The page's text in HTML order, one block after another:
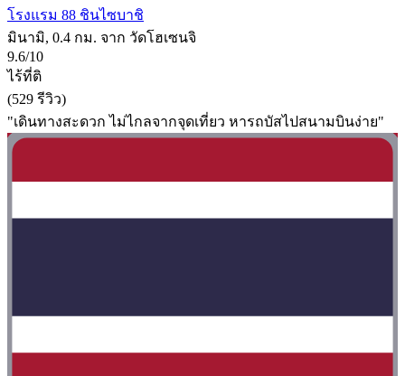
โรงแรม 88 ชินไซบาชิ
มินามิ, 0.4 กม. จาก วัดโฮเซนจิ
9.6/10
ไร้ที่ติ
(529 รีวิว)
"เดินทางสะดวก​ ไม่ไกลจากจุดเที่ยว​ หารถบัสไปสนามบินง่าย"